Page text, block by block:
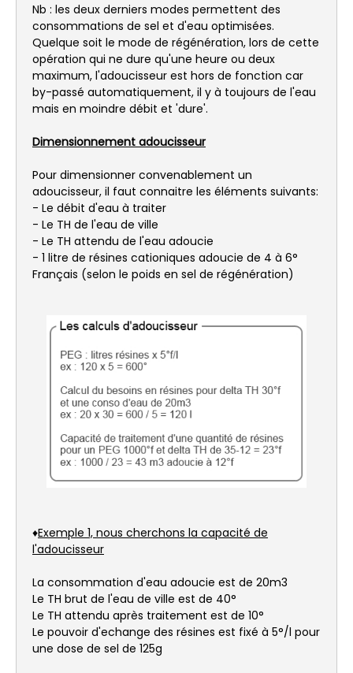
Nb : les deux derniers modes permettent des
consommations de sel et d'eau optimisées.
Quelque soit le mode de régénération, lors de cette
opération qui ne dure qu'une heure ou deux
maximum, l'adoucisseur est hors de fonction car
by-passé automatiquement, il y à toujours de l'eau
mais en moindre débit et 'dure'.
Dimensionnement adoucisseur
Pour dimensionner convenablement un
adoucisseur, il faut connaitre les éléments suivants:
- Le débit d'eau à traiter
- Le TH de l'eau de ville
- Le TH attendu de l'eau adoucie
- 1 litre de résines cationiques adoucie de 4 à 6°
Français (selon le poids en sel de régénération)
♦Exemple 1, nous cherchons la capacité de
l'adoucisseur
La consommation d'eau adoucie est de 20m3
Le TH brut de l'eau de ville est de 40°
Le TH attendu après traitement est de 10°
Le pouvoir d'echange des résines est fixé à 5°/l pour
une dose de sel de 125g